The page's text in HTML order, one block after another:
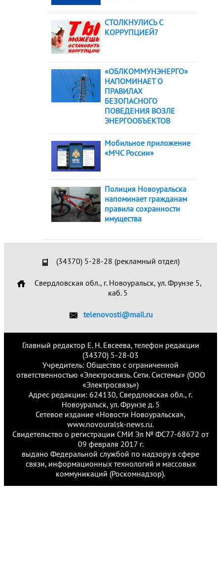
СТОЛКНУЛИСЬ С
КОРРУПЦИЕЙ?
«ОБЛКОММУНЭНЕРГО»
НАПОМИНАЕТ О
ПРАВИЛАХ
БЕЗОПАСНОГО
ПОВЕДЕНИЯ ВОЗЛЕ
ЭНЕРГООБЪЕКТОВ
Мобильное приложение
«МЧС России»
Полиция Новоуральска
напоминает гражданам
правила сохранности
имущества
(34370) 5-28-28 (рекламный отдел)
Свердловская обл., г. Новоуральск, ул. Фрунзе 5,
каб. 5
telenovosti@mail.ru
Главный редактор Е. Н. Евсеева, телефон редакции
(34370) 5-28-03
Учредитель: Общество с ограниченной
ответственностью «Электросвязь. Сети. Системы» (ООО
«Электросвязь»)
Адрес редакции: 624130, Свердловская обл., г.
Новоуральск, ул. Фрунзе д. 5
Сетевое издание «Новости Новоуральска»,
www.novouralsk-news.ru.
Свидетельство о регистрации СМИ Эл № ФС77-68672 от
09 февраля 2017 г.
выдано Федеральной службой по надзору в сфере
связи, информационных технологий и массовых
коммуникаций (Роскомнадзор).